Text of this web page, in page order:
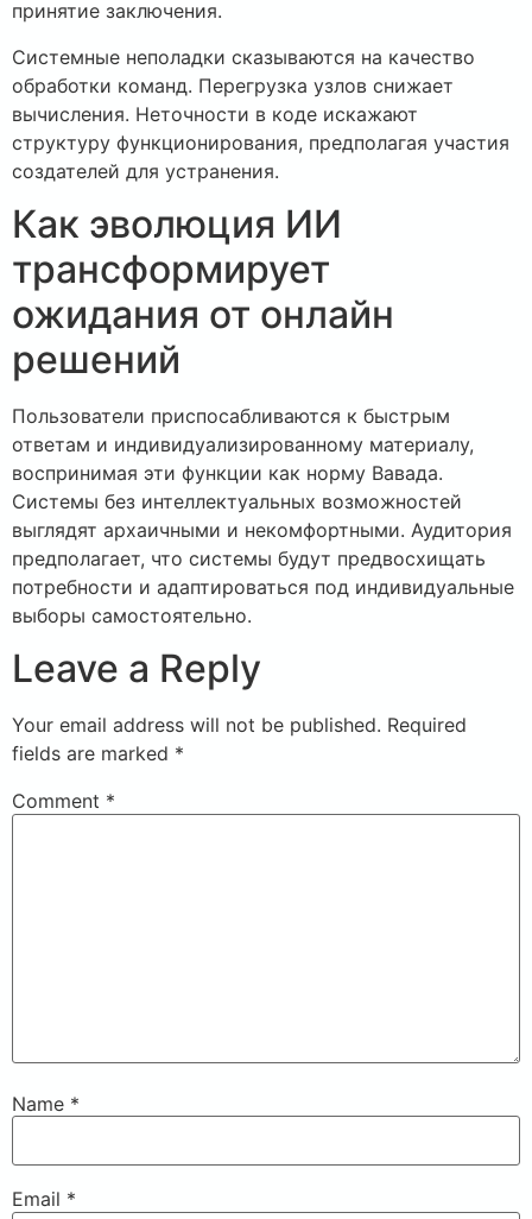
принятие заключения.
Системные неполадки сказываются на качество
обработки команд. Перегрузка узлов снижает
вычисления. Неточности в коде искажают
структуру функционирования, предполагая участия
создателей для устранения.
Как эволюция ИИ
трансформирует
ожидания от онлайн
решений
Пользователи приспосабливаются к быстрым
ответам и индивидуализированному материалу,
воспринимая эти функции как норму Вавада.
Системы без интеллектуальных возможностей
выглядят архаичными и некомфортными. Аудитория
предполагает, что системы будут предвосхищать
потребности и адаптироваться под индивидуальные
выборы самостоятельно.
Leave a Reply
Your email address will not be published. Required
fields are marked *
Comment *
Name *
Email *